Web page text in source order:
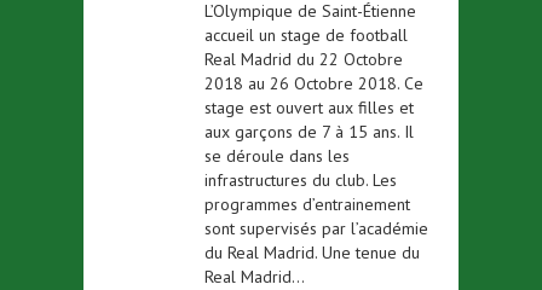
L’Olympique de Saint-Étienne
accueil un stage de football
Real Madrid du 22 Octobre
2018 au 26 Octobre 2018. Ce
stage est ouvert aux filles et
aux garçons de 7 à 15 ans. Il
se déroule dans les
infrastructures du club. Les
programmes d’entrainement
sont supervisés par l’académie
du Real Madrid. Une tenue du
Real Madrid…